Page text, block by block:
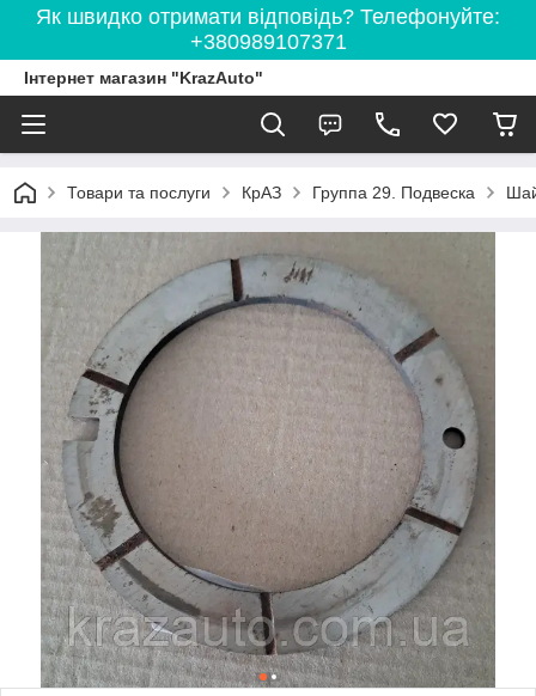
Як швидко отримати відповідь? Телефонуйте:
+380989107371
Інтернет магазин "KrazAuto"
Товари та послуги КрАЗ Группа 29. Подвеска